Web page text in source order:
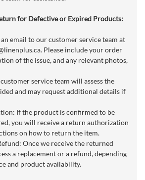
for Defective or Expired Products:
email to our customer service team at
. Please include your order
of the issue, and any relevant photos,
service team will assess the
and may request additional details if
If the product is confirmed to be
you will receive a return authorization
on how to return the item.
Once we receive the returned
a replacement or a refund, depending
and product availability.